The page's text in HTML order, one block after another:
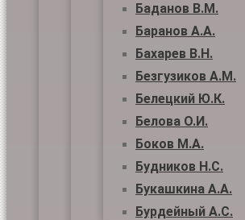
Баданов В.М.
Баранов А.А.
Бахарев В.Н.
Безгузиков А.М.
Белецкий Ю.К.
Белова О.И.
Боков М.А.
Будников Н.С.
Букашкина А.А.
Бурдейный А.С.